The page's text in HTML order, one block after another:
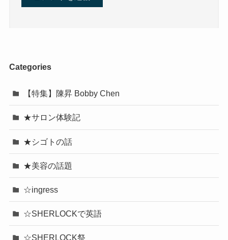
Categories
【特集】陳昇 Bobby Chen
★サロン体験記
★シゴトの話
★美容の話題
☆ingress
☆SHERLOCKで英語
☆SHERLOCK祭